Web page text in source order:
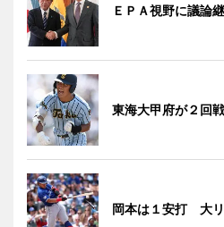
ＥＰＡ視野に議論
東海大甲府が２回
岡本は１安打 大